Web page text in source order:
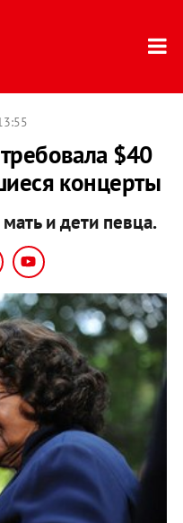
$40
концерты
и дети певца.